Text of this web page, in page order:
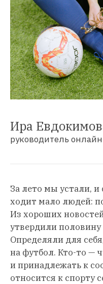
Ира
руководитель
За лето мы устали, и
ходит мало людей:
Из хороших
утвердили
Определяли для
на футбол. Кто-то —
и принадлежать к
относится к спорту